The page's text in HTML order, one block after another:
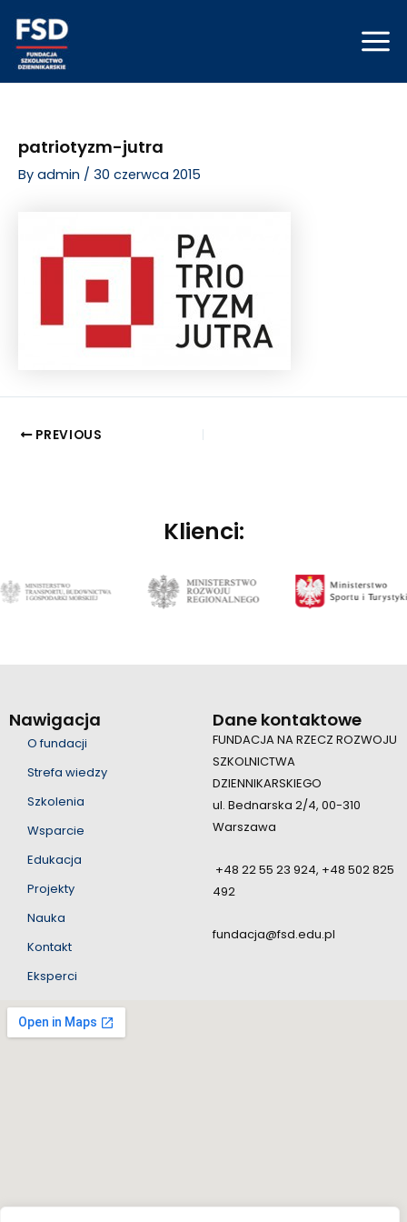
content
patriotyzm-jutra
By admin / 30 czerwca 2015
navigation
PREVIOUS
Klienci:
Nawigacja
O fundacji
Strefa wiedzy
Szkolenia
Wsparcie
Edukacja
Projekty
Nauka
Kontakt
Eksperci
Dane kontaktowe
FUNDACJA NA RZECZ ROZWOJU
SZKOLNICTWA
DZIENNIKARSKIEGO
ul. Bednarska 2/4, 00-310
Warszawa
+48 22 55 23 924, +48 502 825
492
fundacja@fsd.edu.pl